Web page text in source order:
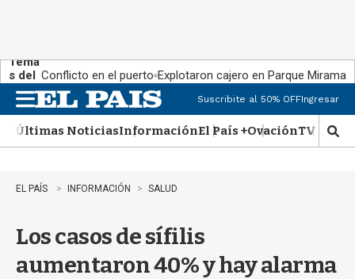
Tema
s del
día:
Conflicto en el puerto Explotaron cajero en Parque Miramar
n
u
Suscribite al 50% OFFIngresar
Últimas NoticiasInformaciónEl País +OvaciónTV Show
M
o
�
EL PAÍS INFORMACIÓN SALUD
Los casos de sífilis
aumentaron 40% y hay alarma